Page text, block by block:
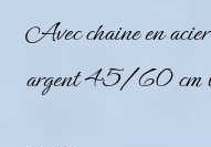
Avec chaine en
argent 45/60 cm